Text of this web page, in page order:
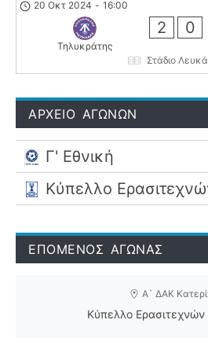
20 Οκτ 2024 - 16:00
Τηλυκράτης
2 0
Στάδιο
ΑΡΧΕΙΟ ΑΓΩΝΩΝ
Γ' Εθνική
Κύπελλο
ΕΠΟΜΕΝΟΣ ΑΓΩΝΑΣ
Α` ΔΑΚ
Κύπελλο